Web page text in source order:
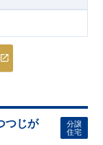
お問い合わせ
使える【
マルチ
つじが
分譲
住宅